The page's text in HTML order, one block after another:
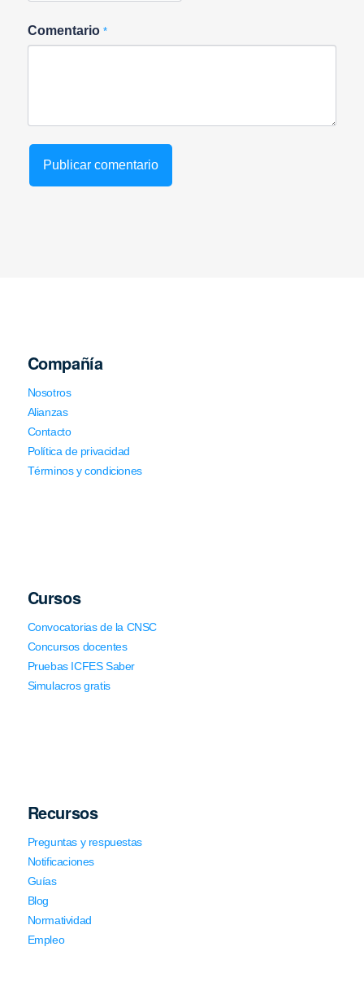
Comentario *
Compañía
Nosotros
Alianzas
Contacto
Política de privacidad
Términos y condiciones
Cursos
Convocatorias de la CNSC
Concursos docentes
Pruebas ICFES Saber
Simulacros gratis
Recursos
Preguntas y respuestas
Notificaciones
Guías
Blog
Normatividad
Empleo